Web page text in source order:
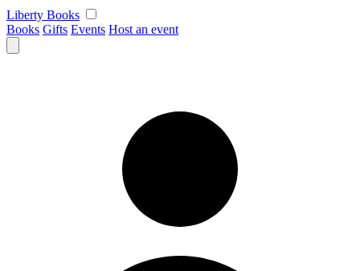
Skip
to
content
Liberty Books
Books Gifts Events Host an event